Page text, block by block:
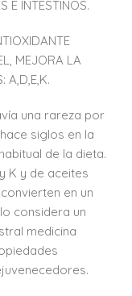
E INTESTINOS.
MEJORA LA
A,D,E,K.
una rareza por
siglos en la
de la dieta.
K y de aceites
en un
considera un
medicina